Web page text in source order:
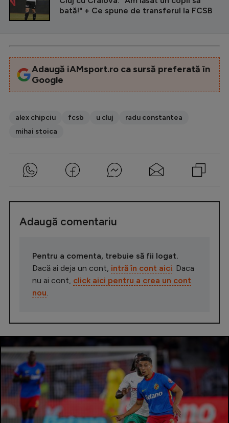
bată!" + Ce spune de transferul la FCSB
Adaugă iAMsport.ro ca sursă preferată în
Google
alex chipciu fcsb u cluj
radu constantea
mihai stoica
Adaugă comentariu
Pentru a comenta, trebuie să fii logat.
Dacă ai deja un cont, intră în cont aici. Daca
nu ai cont, click aici pentru a crea un cont
nou.